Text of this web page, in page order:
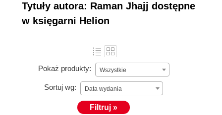
Tytuły autora: Raman Jhajj dostępne
w księgarni Helion
Pokaż produkty: Wszystkie
Sortuj wg: Data wydania
Filtruj »